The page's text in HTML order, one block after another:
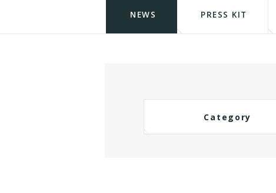
NEWS PRESS KIT
Category